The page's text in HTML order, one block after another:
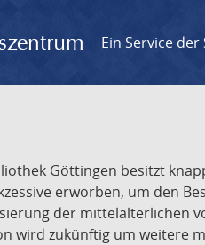
Ein Service
Göttingen besitzt
erworben, um den
der mittelalterlichen
wird zukünftig um weitere